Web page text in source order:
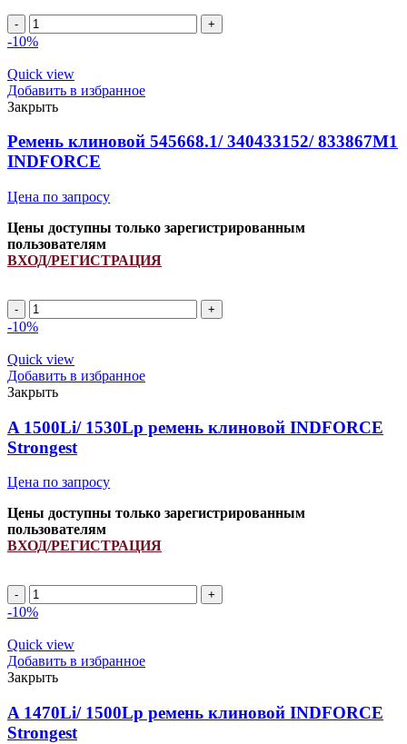
A
1370Li/
ремень
клиновой
INDFORCE
Strongest
quantity
-10%
Quick view
Добавить в избранное
Закрыть
Ремень клиновой 545668.1/ 340433152/ 833867M1
INDFORCE
Цена по запросу
Цены доступны только зарегистрированным
пользователям
ВХОД/РЕГИСТРАЦИЯ
Ремень
клиновой
340433152/
833867M1
INDFORCE
quantity
-10%
Quick view
Добавить в избранное
Закрыть
A 1500Li/ 1530Lp ремень клиновой INDFORCE
Strongest
Цена по запросу
Цены доступны только зарегистрированным
пользователям
ВХОД/РЕГИСТРАЦИЯ
A
1500Li/
ремень
клиновой
INDFORCE
Strongest
quantity
-10%
Quick view
Добавить в избранное
Закрыть
A 1470Li/ 1500Lp ремень клиновой INDFORCE
Strongest